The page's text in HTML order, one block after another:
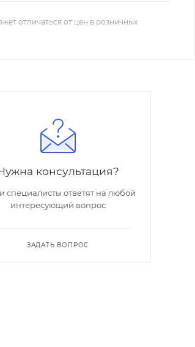
отличаться от цен в розничных
консультация?
специалисты ответят на любой
интересующий вопрос
ЗАДАТЬ ВОПРОС